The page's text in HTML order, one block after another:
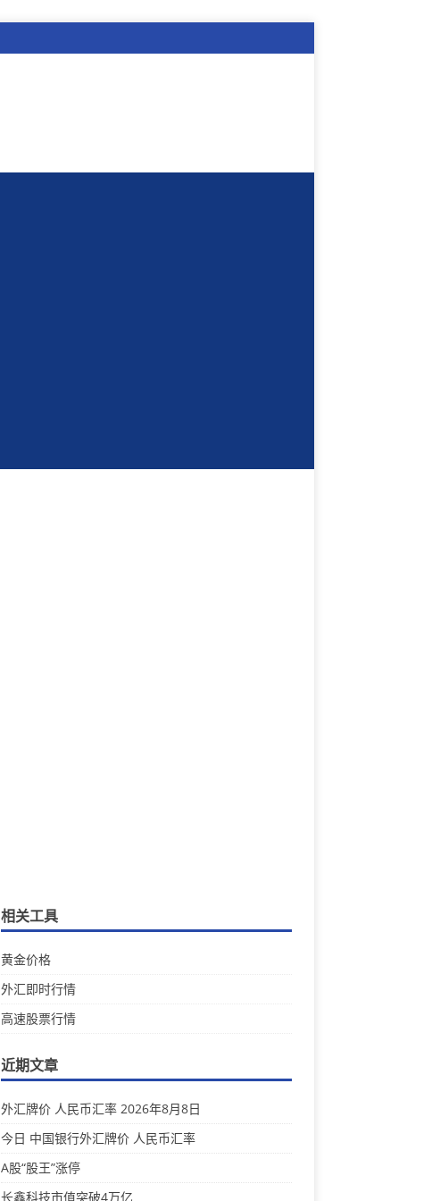
相关工具
黄金价格
外汇即时行情
高速股票行情
近期文章
外汇牌价 人民币汇率 2026年8月8日
今日 中国银行外汇牌价 人民币汇率
A股“股王”涨停
长鑫科技市值突破4万亿